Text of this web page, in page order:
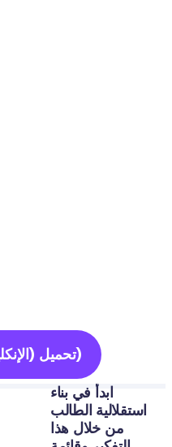
تحميل(الإنكليزية)